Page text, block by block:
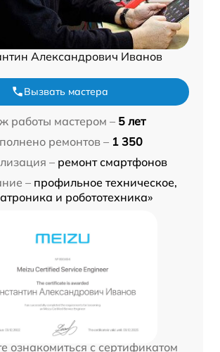
Александрович Иванов
Вызвать мастера
работы мастером – 5 лет
ремонтов – 1 350
– ремонт смартфонов
– профильное техническое,
и робототехника»
ознакомиться с сертификатом